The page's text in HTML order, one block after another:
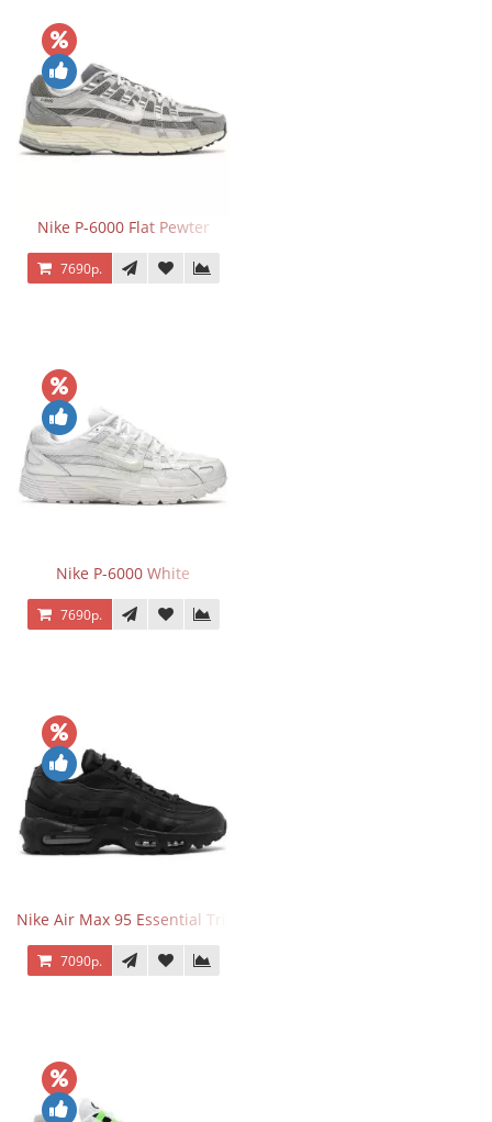
Nike P-6000 Flat Pewter
7690р.
Nike P-6000 White
7690р.
Nike Air Max 95 Essential Triple Black
7090р.